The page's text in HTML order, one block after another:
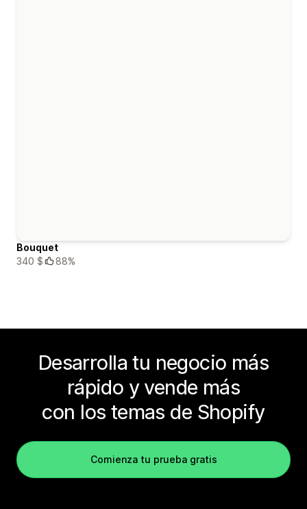
Bouquet
340 $
88%
Desarrolla tu negocio más
rápido y vende más
con los temas de Shopify
Comienza tu prueba gratis